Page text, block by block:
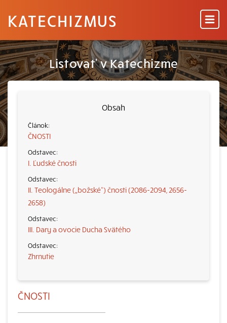
KATECHIZMUS
Listovať v Katechizme
Obsah
ČNOSTI
I. Ľudské čnosti
II. Teologálne („božské“) čnosti (2086-2094, 2656-
2658)
III. Dary a ovocie Ducha Svätého
Zhrnutie
ČNOSTI